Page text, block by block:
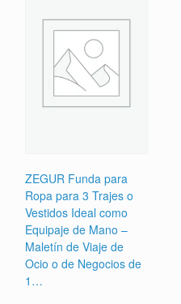
ZEGUR Funda para
Ropa para 3 Trajes o
Vestidos Ideal como
Equipaje de Mano –
Maletín de Viaje de
Ocio o de Negocios de
1…